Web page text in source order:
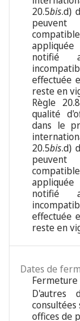
20.5bis.d)
notifié
effectuée
reste en
Règle
qualité
dans le
20.5bis.d)
notifié
effectuée
reste en
Dates de
Fermeture
D'autres
consultées
offices de